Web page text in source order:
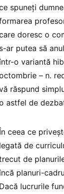
spuneți
doresc o
s-ar putea să
o variantă
– n.
răspund
astfel de
ceea ce
legată de
de
planuri-
Dacă lucrurile